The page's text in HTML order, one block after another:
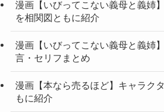
漫画【いびってこない義母と義姉
を相関図ともに紹介
漫画【いびってこない義母と義姉
言・セリフまとめ
漫画【本なら売るほど】キャラク
もに紹介